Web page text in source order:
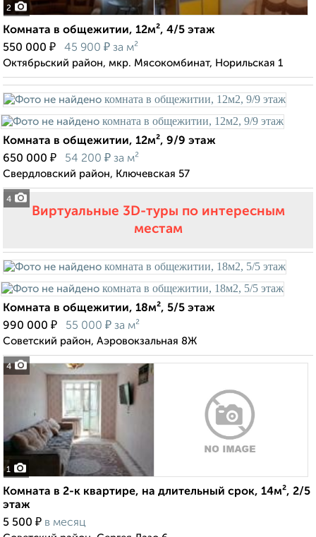
2
Комната в общежитии, 12м², 4/5 этаж
550 000 ₽ 45 900 ₽ за м²
Октябрьский район, мкр. Мясокомбинат, Норильская 1
4
Комната в общежитии, 12м², 9/9 этаж
650 000 ₽ 54 200 ₽ за м²
Свердловский район, Ключевская 57
Виртуальные 3D-туры по интересным
местам
4
Комната в общежитии, 18м², 5/5 этаж
990 000 ₽ 55 000 ₽ за м²
Советский район, Аэровокзальная 8Ж
1
Комната в 2-к квартире, на длительный срок, 14м², 2/5
этаж
5 500 ₽ в месяц